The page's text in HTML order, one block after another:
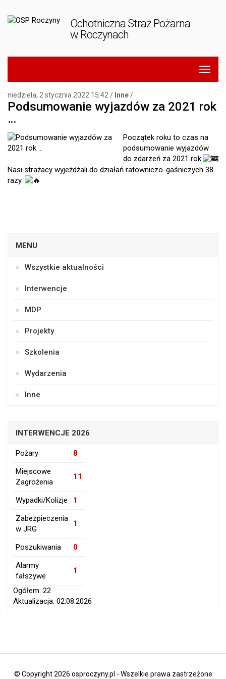
Ochotniczna Straż Pożarna
w Roczynach
niedziela, 2 stycznia 2022 15:42 / Inne/
Podsumowanie wyjazdów za 2021 rok
…
Początek roku to czas na
podsumowanie wyjazdów
do zdarzeń za 2021 rok.
Nasi strażacy wyjeżdżali do działań ratowniczo-gaśniczych 38
razy.
MENU
Wszystkie aktualności
Interwencje
MDP
Projekty
Szkolenia
Wydarzenia
Inne
INTERWENCJE 2026
Pożary
8
Miejscowe
Zagrożenia
11
Wypadki/Kolizje
1
Zabezpieczenia
w JRG
1
Poszukiwania
0
Alarmy
fałszywe
1
Ogółem: 22
Aktualizacja: 02.08.2026
© Copyright 2026 osproczyny.pl - Wszelkie prawa zastrzeżone